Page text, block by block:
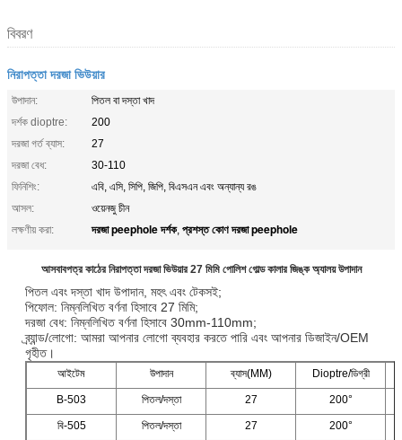
বিবরণ
নিরাপত্তা দরজা ভিউয়ার
উপাদান:
পিতল বা দস্তা খাদ
দর্শক dioptre:
200
দরজা গর্ত ব্যাস:
27
দরজা বেধ:
30-110
ফিনিশিং:
এবি, এসি, সিপি, জিপি, বিএসএন এবং অন্যান্য রঙ
আসল:
ওয়েনজু চীন
লক্ষণীয় করা:
দরজা peephole দর্শক, প্রশস্ত কোণ দরজা peephole
আসবাবপত্র কাঠের নিরাপত্তা দরজা ভিউয়ার 27 মিমি পোলিশ গোল্ড কালার জিঙ্ক অ্যালয় উপাদান
পিতল এবং দস্তা খাদ উপাদান, মহৎ এবং টেকসই;
পিফোল: নিম্নলিখিত বর্ণনা হিসাবে 27 মিমি;
দরজা বেধ: নিম্নলিখিত বর্ণনা হিসাবে 30mm-110mm;
ব্র্যান্ড/লোগো: আমরা আপনার লোগো ব্যবহার করতে পারি এবং আপনার ডিজাইন/OEM
গৃহীত।
আইটেম উপাদান ব্যাস(MM) Dioptre/ডিগ্রী
B-503 পিতল/দস্তা 27 200°
বি-505 পিতল/দস্তা 27 200°